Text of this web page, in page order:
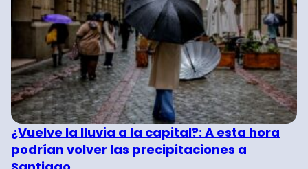
¿Vuelve la lluvia a la capital?: A esta hora
podrían volver las precipitaciones a